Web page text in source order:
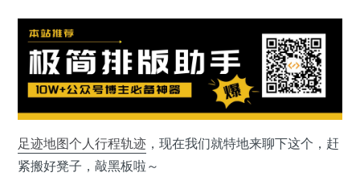
足迹地图个人行程轨迹 ，现在我们就特地来聊下这个，赶
紧搬好凳子，敲黑板啦～